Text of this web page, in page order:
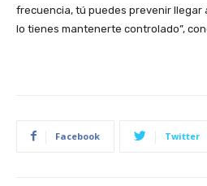
frecuencia, tú puedes prevenir llegar
lo tienes mantenerte controlado”,
Facebook Twitter